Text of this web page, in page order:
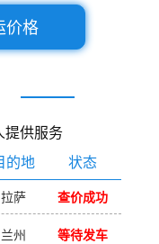
价格
提供服务
的地 状态
拉萨 查价成功
兰州 等待发车